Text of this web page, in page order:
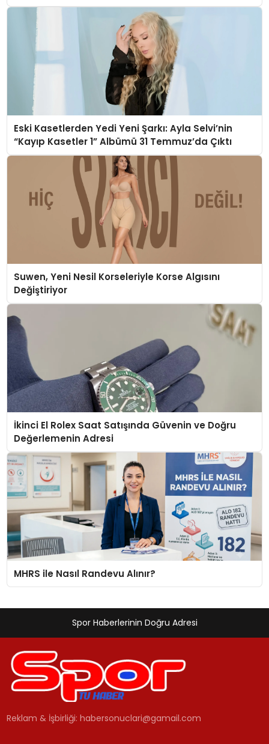
Eski Kasetlerden Yedi Yeni Şarkı: Ayla Selvi’nin
“Kayıp Kasetler 1” Albümü 31 Temmuz’da Çıktı
Suwen, Yeni Nesil Korseleriyle Korse Algısını
Değiştiriyor
İkinci El Rolex Saat Satışında Güvenin ve Doğru
Değerlemenin Adresi
MHRS ile Nasıl Randevu Alınır?
Spor Haberlerinin Doğru Adresi
Reklam & İşbirliği:habersonuclari@gamail.com